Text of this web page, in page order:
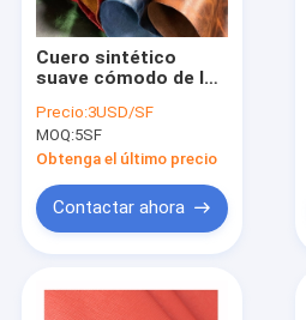
Cuero sintético
suave cómodo de la
encargo del SGS de
TGKELL
Precio:3USD/SF
MOQ:5SF
Obtenga el último precio
Contactar ahora